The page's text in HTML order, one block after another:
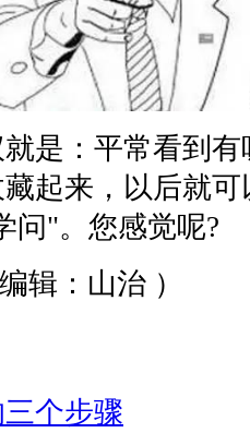
：平常看到有
起来，以后就
问"。您感觉呢?
辑：山治 ）
个步骤